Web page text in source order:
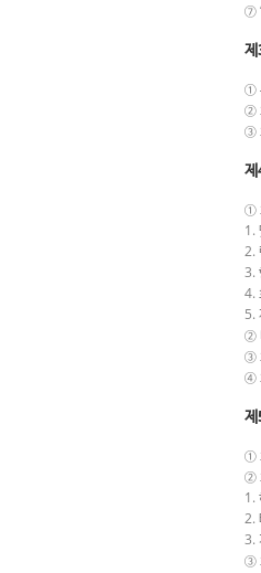
⑦
①
②
③
①
1.
2.
3.
4.
5.
②
③
④
①
②
1.
2.
3.
③